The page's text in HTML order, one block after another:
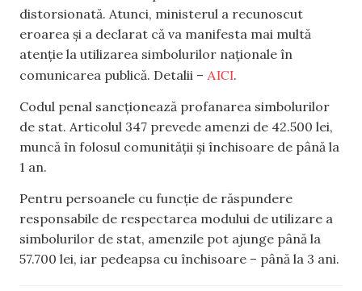
distorsionată. Atunci, ministerul a recunoscut
eroarea și a declarat că va manifesta mai multă
atenție la utilizarea simbolurilor naționale în
comunicarea publică. Detalii – AICI.
Codul penal sancționează profanarea simbolurilor
de stat. Articolul 347 prevede amenzi de 42.500 lei,
muncă în folosul comunității și închisoare de până la
1 an.
Pentru persoanele cu funcție de răspundere
responsabile de respectarea modului de utilizare a
simbolurilor de stat, amenzile pot ajunge până la
57.700 lei, iar pedeapsa cu închisoare – până la 3 ani.